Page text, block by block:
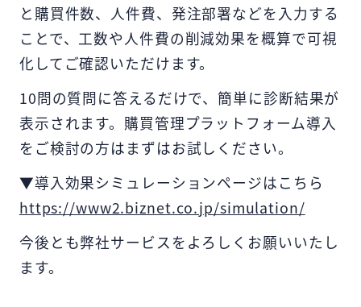
と購買件数、人件費、発注部署などを入力する
ことで、工数や人件費の削減効果を概算で可視
化してご確認いただけます。
10問の質問に答えるだけで、簡単に診断結果が
表示されます。購買管理プラットフォーム導入
をご検討の方はまずはお試しください。
▼導入効果シミュレーションページはこちら
https://www2.biznet.co.jp/simulation/
今後とも弊社サービスをよろしくお願いいたし
ます。